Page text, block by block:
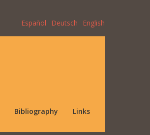
Español Deutsch English
Bibliography Links